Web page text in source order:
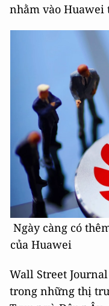
nhằm vào Huawei
Ngày càng có
của Huawei
Wall Street
trong những thị